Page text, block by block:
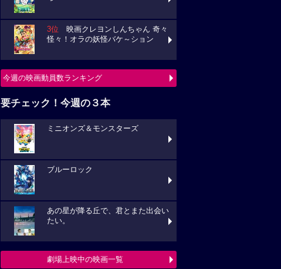
3位 映画クレヨンしんちゃん 奇々
怪々！オラの妖怪バケ～ション
今週の映画動員数ランキング
要チェック！今週の３本
ミニオンズ＆モンスターズ
ブルーロック
あの星が降る丘で、君とまた出会い
たい。
劇場上映中の映画一覧